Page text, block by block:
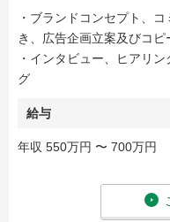
・ブランドコンセプト、
き、広告企画立案及びコピ
・インタビュー、ヒアリ
グ
給与
年収 550万円 〜 700万円